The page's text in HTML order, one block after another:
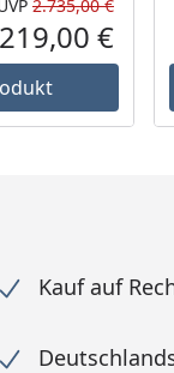
Rabatt
2.735,00 €
€
Kauf auf